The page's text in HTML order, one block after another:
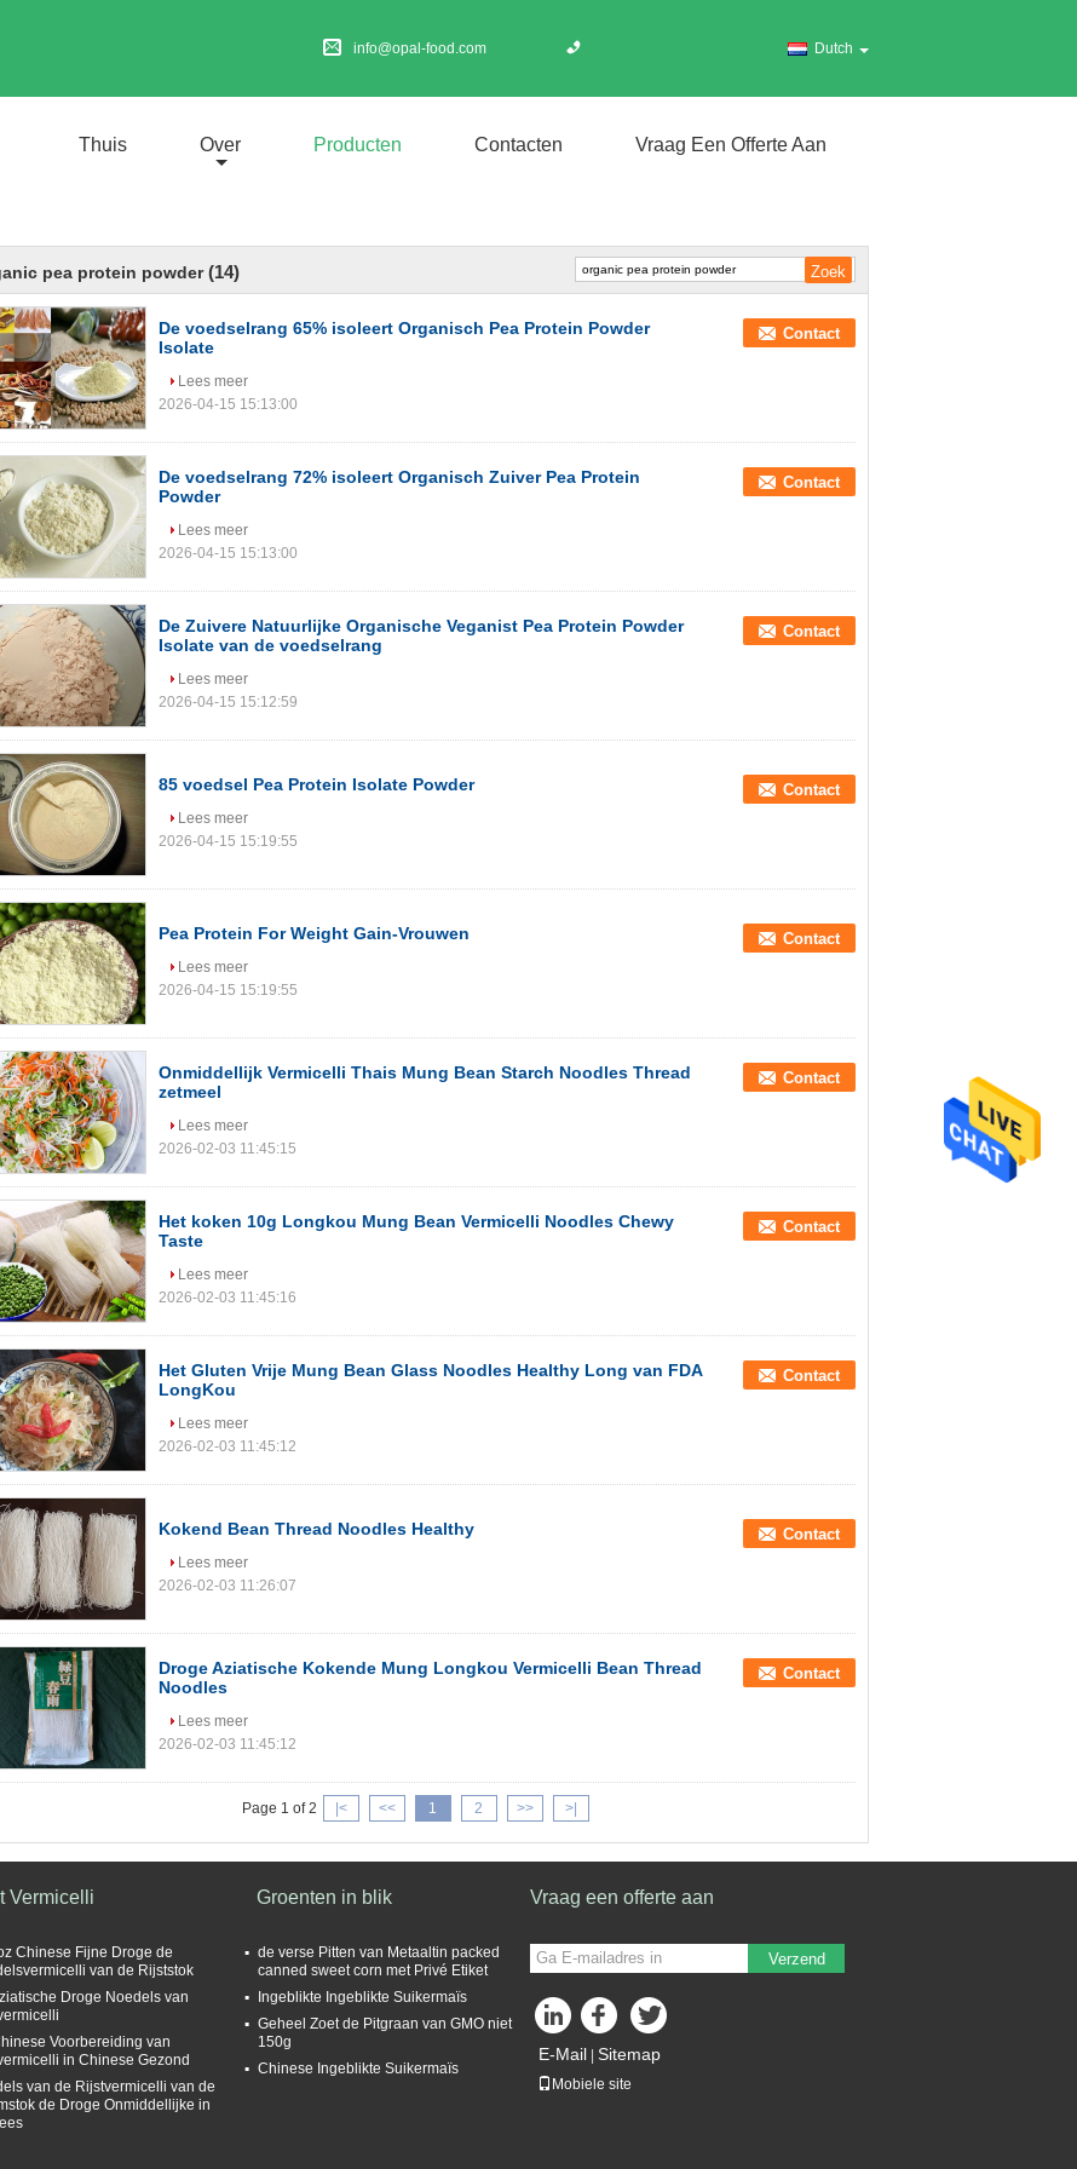
info@opal-food.com Dutch
Thuis Over Producten Contacten Vraag Een Offerte Aan
pea protein powder (14)
De voedselrang 65% isoleert Organisch Pea Protein Powder
Isolate
Contact
Lees meer
2026-04-15 15:13:00
De voedselrang 72% isoleert Organisch Zuiver Pea Protein
Powder
Contact
Lees meer
2026-04-15 15:13:00
De Zuivere Natuurlijke Organische Veganist Pea Protein Powder
Isolate van de voedselrang
Contact
Lees meer
2026-04-15 15:12:59
85 voedsel Pea Protein Isolate Powder Contact
Lees meer
2026-04-15 15:19:55
Pea Protein For Weight Gain-Vrouwen Contact
Lees meer
2026-04-15 15:19:55
Onmiddellijk Vermicelli Thais Mung Bean Starch Noodles Thread
zetmeel
Contact
Lees meer
2026-02-03 11:45:15
Het koken 10g Longkou Mung Bean Vermicelli Noodles Chewy
Taste
Contact
Lees meer
2026-02-03 11:45:16
Het Gluten Vrije Mung Bean Glass Noodles Healthy Long van FDA
LongKou
Contact
Lees meer
2026-02-03 11:45:12
Kokend Bean Thread Noodles Healthy Contact
Lees meer
2026-02-03 11:26:07
Droge Aziatische Kokende Mung Longkou Vermicelli Bean Thread
Noodles
Contact
Lees meer
2026-02-03 11:45:12
Page 1 of 2 |< << 1 2 >> >|
Vermicelli
Chinese Fijne Droge de
van de Rijststok
Droge Noedels van
Voorbereiding van
in Chinese Gezond
van de Rijstvermicelli van de
de Droge Onmiddellijke in
Groenten in blik
de verse Pitten van Metaaltin packed
canned sweet corn met Privé Etiket
Ingeblikte Ingeblikte Suikermaïs
Geheel Zoet de Pitgraan van GMO niet
150g
Chinese Ingeblikte Suikermaïs
Vraag een offerte aan
Verzend
E-Mail Sitemap
Mobiele site